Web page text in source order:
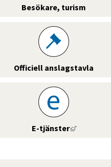
Besökare, turism
Officiell anslagstavla
E-tjänster Länk till